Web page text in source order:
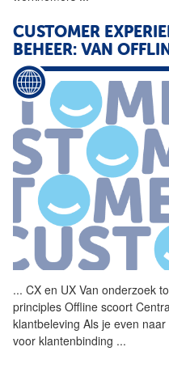
CUSTOMER
BEHEER: VAN
... CX en UX Van onderzoek
principles Offline scoort
klantbeleving Als je even
voor klantenbinding ...